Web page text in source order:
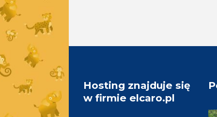
Hosting znajduje się
w firmie elcaro.pl